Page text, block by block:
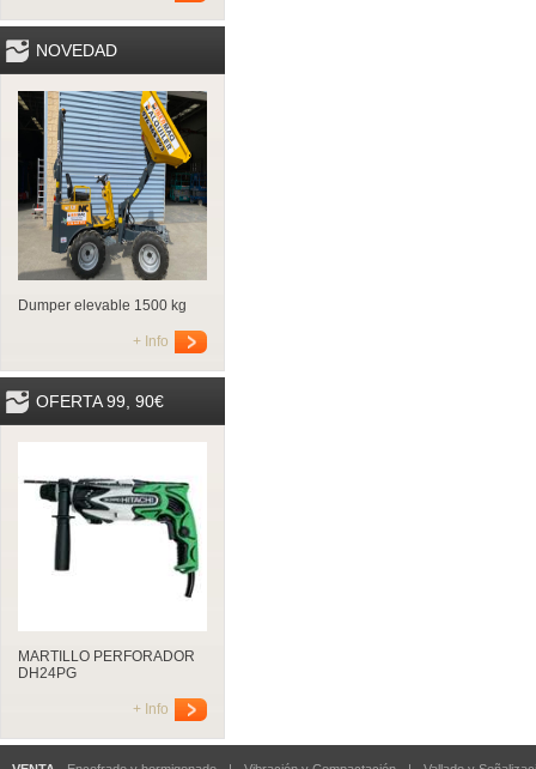
NOVEDAD
Dumper elevable 1500 kg
+ Info
OFERTA 99, 90€
MARTILLO PERFORADOR
DH24PG
+ Info